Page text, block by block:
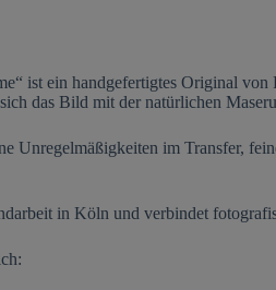
ist ein handgefertigtes Original
das Bild mit der natürlichen
Unregelmäßigkeiten im Transfer,
in Köln und verbindet